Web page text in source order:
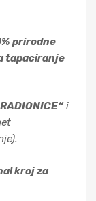
prirodne
tapaciranje
i
kroj za